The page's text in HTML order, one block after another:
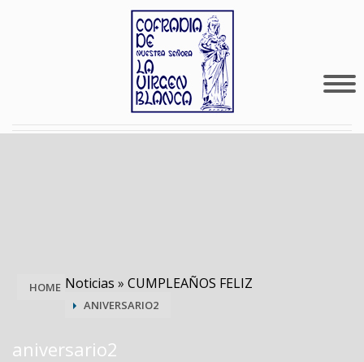
HOME Noticias » CUMPLEAÑOS FELIZ
ANIVERSARIO2
aniversario2